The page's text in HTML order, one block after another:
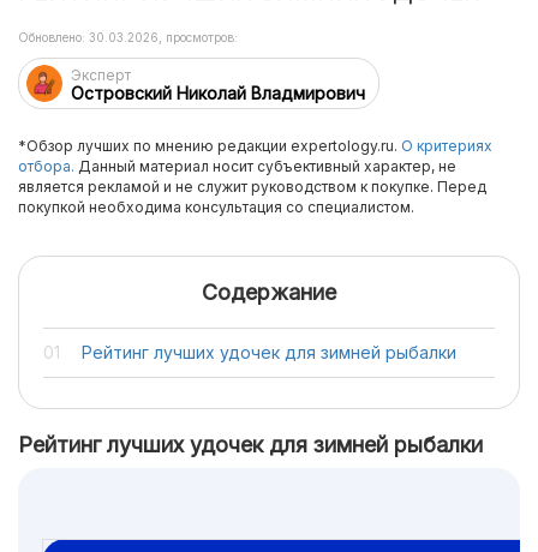
Эксперт
Островский Николай Владмирович
Обновлено: 30.03.2026, просмотров:
*Обзор лучших по мнению редакции expertology.ru. О критериях
отбора. Данный материал носит субъективный характер, не
является рекламой и не служит руководством к покупке. Перед
покупкой необходима консультация со специалистом.
Содержание
Рейтинг лучших удочек для зимней рыбалки
Рейтинг лучших удочек для зимней рыбалки